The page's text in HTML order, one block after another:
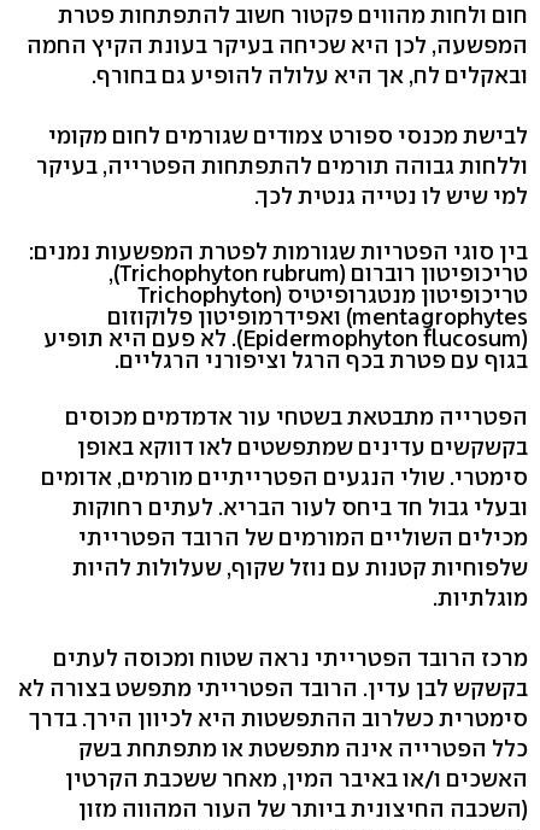
חום ולחות מהווים פקטור חשוב להתפתחות פטרת
המפשעה, לכן היא שכיחה בעיקר בעונת הקיץ החמה
ובאקלים לח, אך היא עלולה להופיע גם בחורף.
לבישת מכנסי ספורט צמודים שגורמים לחום מקומי
וללחות גבוהה תורמים להתפתחות הפטרייה, בעיקר
למי שיש לו נטייה גנטית לכך.
בין סוגי הפטריות שגורמות לפטרת המפשעות נמנים:
טריכופיטון רוברום (Trichophyton rubrum),
טריכופיטון מנטגרופיטיס (Trichophyton
mentagrophytes) ואפידרמופיטון פלוקוזום
(Epidermophyton flucosum). לא פעם היא תופיע
בגוף עם פטרת בכף הרגל וציפורני הרגליים.
הפטרייה מתבטאת בשטחי עור אדמדמים מכוסים
בקשקשים עדינים שמתפשטים לאו דווקא באופן
סימטרי. שולי הנגעים הפטרייתיים מורמים, אדומים
ובעלי גבול חד ביחס לעור הבריא. לעתים רחוקות
מכילים השוליים המורמים של הרובד הפטרייתי
שלפוחיות קטנות עם נוזל שקוף, שעלולות להיות
מוגלתיות.
מרכז הרובד הפטרייתי נראה שטוח ומכוסה לעתים
בקשקש לבן עדין. הרובד הפטרייתי מתפשט בצורה לא
סימטרית כשלרוב ההתפשטות היא לכיוון הירך. בדרך
כלל הפטרייה אינה מתפשטת או מתפתחת בשק
האשכים ו/או באיבר המין, מאחר ששכבת הקרטין
(השכבה החיצונית ביותר של העור המהווה מזון